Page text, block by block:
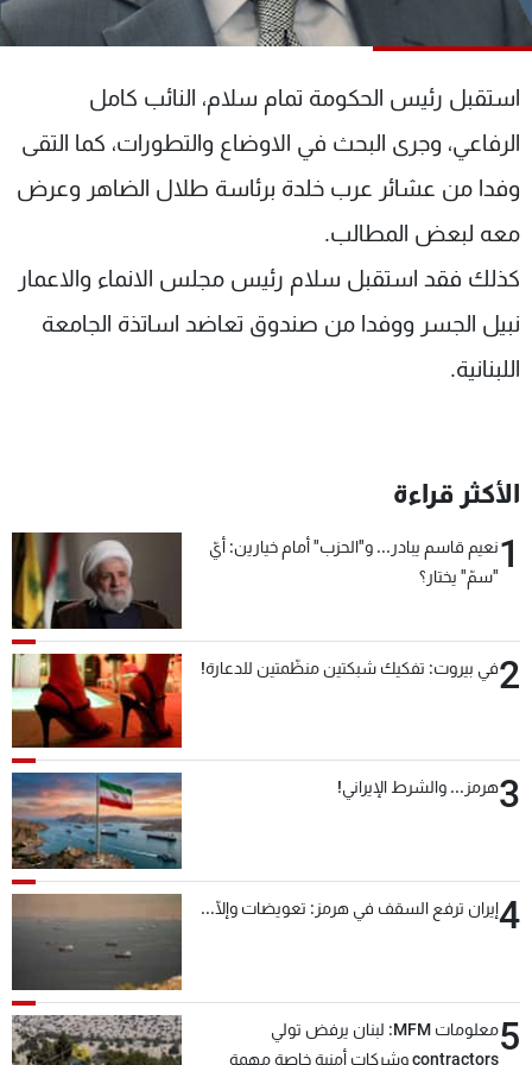
استقبل رئيس الحكومة تمام سلام، النائب كامل
الرفاعي، وجرى البحث في الاوضاع والتطورات، كما التقى
وفدا من عشائر عرب خلدة برئاسة طلال الضاهر وعرض
معه لبعض المطالب.
كذلك فقد استقبل سلام رئيس مجلس الانماء والاعمار
نبيل الجسر ووفدا من صندوق تعاضد اساتذة الجامعة
اللبنانية.
الأكثر قراءة
1نعيم قاسم يبادر... و"الحزب" أمام خيارين: أيّ
"سمّ" يختار؟
2في بيروت: تفكيك شبكتين منظّمتين للدعارة!
3هرمز... والشرط الإيراني!
4إيران ترفع السقف في هرمز: تعويضات وإلّا...
5
معلومات MFM: لبنان يرفض تولي
contractors وشركات أمنية خاصة مهمة
الترددات
عن MTV
الإنـتـاج
لاعلاناتكم
وظائف
تواصل معنا
شروط الإسـتخدام